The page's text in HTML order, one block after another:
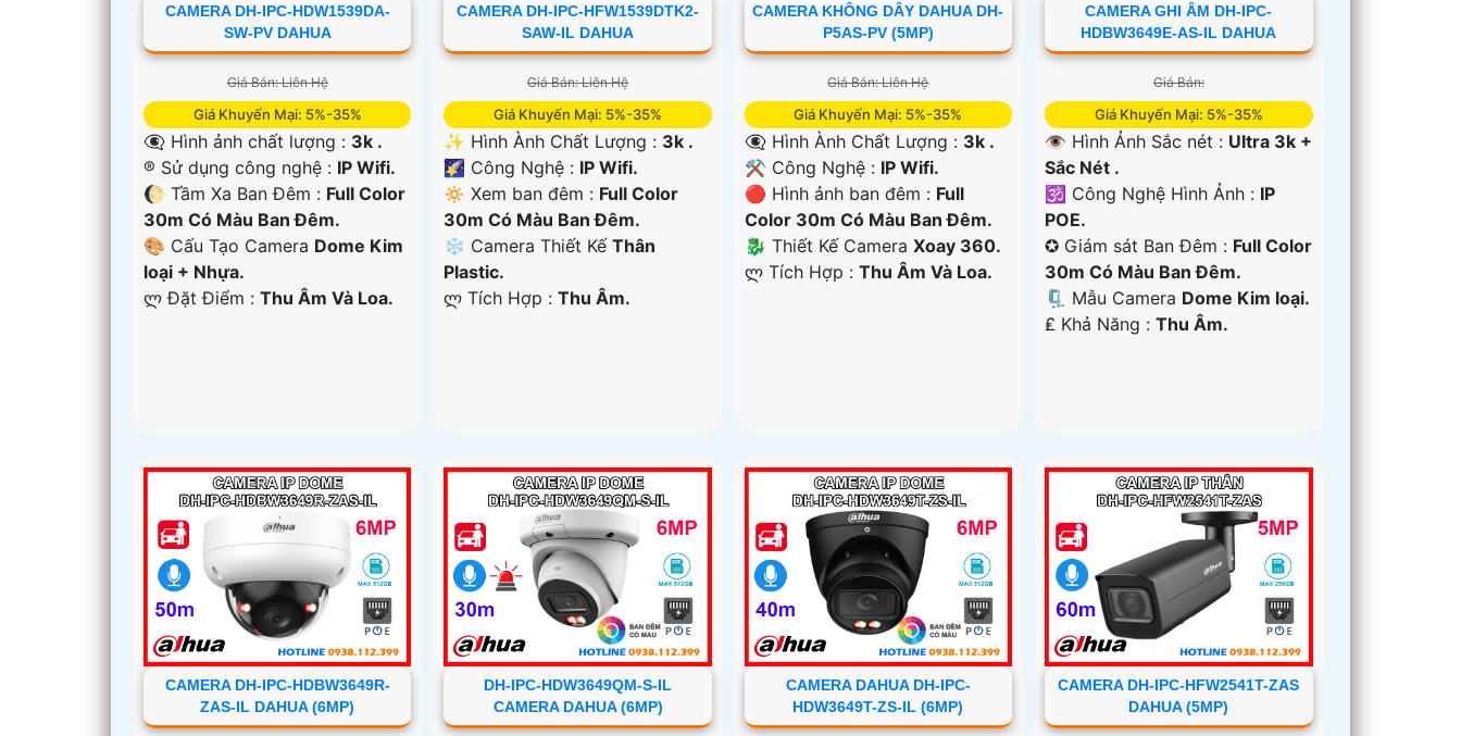
CAMERA DH-IPC-HDW1539DA-
SW-PV DAHUA
Giá Bán: Liên Hệ
Giá Khuyến Mại: 5%-35%
👁️‍🗨 Hình ảnh chất lượng : 3k .
®️ Sử dụng công nghệ : IP Wifi.
🌔 Tầm Xa Ban Đêm : Full Color
30m Có Màu Ban Ðêm.
🎨 Cấu Tạo Camera Dome Kim
loại + Nhựa.
️ლ Đặt Điểm : Thu Âm Và Loa.
CAMERA DH-IPC-HFW1539DTK2-
SAW-IL DAHUA
Giá Bán: Liên Hệ
Giá Khuyến Mại: 5%-35%
✨ Hình Ành Chất Lượng : 3k .
🌠 Công Nghệ : IP Wifi.
🔅 Xem ban đêm : Full Color
30m Có Màu Ban Ðêm.
❄ Camera Thiết KếThân
Plastic.
️ლ Tích Hợp :Thu Âm.
CAMERA KHÔNG DÂY DAHUA DH-
P5AS-PV (5MP)
Giá Bán: Liên Hệ
Giá Khuyến Mại: 5%-35%
👁️‍🗨 Hình Ành Chất Lượng : 3k .
⚒ Công Nghệ : IP Wifi.
🔴 Hình ảnh ban đêm : Full
Color 30m Có Màu Ban Ðêm.
🐉️ Thiết Kế Camera Xoay 360.
️ლ Tích Hợp : Thu Âm Và Loa.
CAMERA GHI ÂM DH-IPC-
HDBW3649E-AS-IL DAHUA
Giá Bán:
Giá Khuyến Mại: 5%-35%
👁 Hình Ảnh Sắc nét : Ultra 3k +
Sắc Nét .
🕉️ Công Nghệ Hình Ảnh : IP
POE.
✪ Giám sát Ban Đêm : Full Color
30m Có Màu Ban Ðêm.
🗜️ Mẫu Camera Dome Kim loại.
️₤ Khả Năng :Thu Âm.
CAMERA DH-IPC-HDBW3649R-
ZAS-IL DAHUA (6MP)
DH-IPC-HDW3649QM-S-IL
CAMERA DAHUA (6MP)
CAMERA DAHUA DH-IPC-
HDW3649T-ZS-IL (6MP)
CAMERA DH-IPC-HFW2541T-ZAS
DAHUA (5MP)